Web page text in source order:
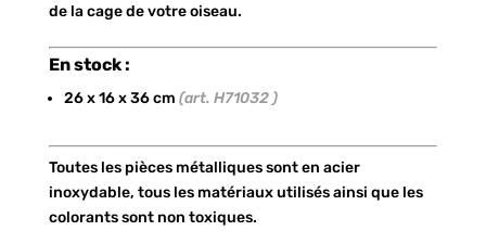
de la cage de votre oiseau.
En stock :
26 x 16 x 36 cm (art. H71032 )
Toutes les pièces métalliques sont en acier
inoxydable, tous les matériaux utilisés ainsi que les
colorants sont non toxiques.